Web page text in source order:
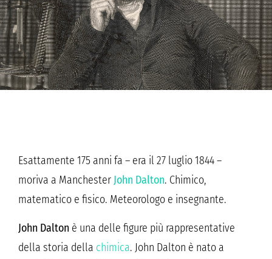
Esattamente 175 anni fa – era il 27 luglio 1844 –
moriva a Manchester John Dalton. Chimico,
matematico e fisico. Meteorologo e insegnante.
John Dalton è una delle figure più rappresentative
della storia della chimica. John Dalton è nato a